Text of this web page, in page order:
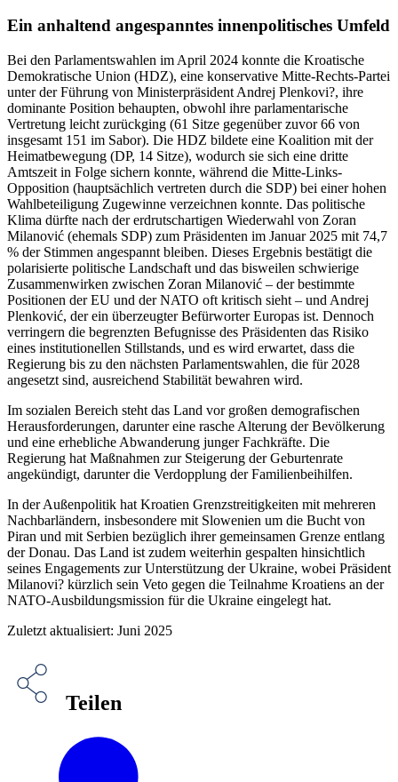
Ein anhaltend angespanntes innenpolitisches Umfeld
Bei den Parlamentswahlen im April 2024 konnte die Kroatische
Demokratische Union (HDZ), eine konservative Mitte-Rechts-Partei
unter der Führung von Ministerpräsident Andrej Plenkovi?, ihre
dominante Position behaupten, obwohl ihre parlamentarische
Vertretung leicht zurückging (61 Sitze gegenüber zuvor 66 von
insgesamt 151 im Sabor). Die HDZ bildete eine Koalition mit der
Heimatbewegung (DP, 14 Sitze), wodurch sie sich eine dritte
Amtszeit in Folge sichern konnte, während die Mitte-Links-
Opposition (hauptsächlich vertreten durch die SDP) bei einer hohen
Wahlbeteiligung Zugewinne verzeichnen konnte. Das politische
Klima dürfte nach der erdrutschartigen Wiederwahl von Zoran
Milanović (ehemals SDP) zum Präsidenten im Januar 2025 mit 74,7
% der Stimmen angespannt bleiben. Dieses Ergebnis bestätigt die
polarisierte politische Landschaft und das bisweilen schwierige
Zusammenwirken zwischen Zoran Milanović – der bestimmte
Positionen der EU und der NATO oft kritisch sieht – und Andrej
Plenković, der ein überzeugter Befürworter Europas ist. Dennoch
verringern die begrenzten Befugnisse des Präsidenten das Risiko
eines institutionellen Stillstands, und es wird erwartet, dass die
Regierung bis zu den nächsten Parlamentswahlen, die für 2028
angesetzt sind, ausreichend Stabilität bewahren wird.
Im sozialen Bereich steht das Land vor großen demografischen
Herausforderungen, darunter eine rasche Alterung der Bevölkerung
und eine erhebliche Abwanderung junger Fachkräfte. Die
Regierung hat Maßnahmen zur Steigerung der Geburtenrate
angekündigt, darunter die Verdopplung der Familienbeihilfen.
In der Außenpolitik hat Kroatien Grenzstreitigkeiten mit mehreren
Nachbarländern, insbesondere mit Slowenien um die Bucht von
Piran und mit Serbien bezüglich ihrer gemeinsamen Grenze entlang
der Donau. Das Land ist zudem weiterhin gespalten hinsichtlich
seines Engagements zur Unterstützung der Ukraine, wobei Präsident
Milanovi? kürzlich sein Veto gegen die Teilnahme Kroatiens an der
NATO-Ausbildungsmission für die Ukraine eingelegt hat.
Zuletzt aktualisiert: Juni 2025
Teilen